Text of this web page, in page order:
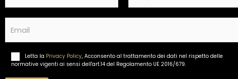
m
Nome Cognome
a
Letta la Privacy Policy, Acconsento al trattamento dei dati nel rispetto delle
normative vigenti ai sensi dell'art.14 del Regolamento UE 2016/679.